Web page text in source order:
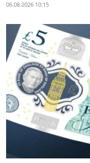
06.08.2026 10:15